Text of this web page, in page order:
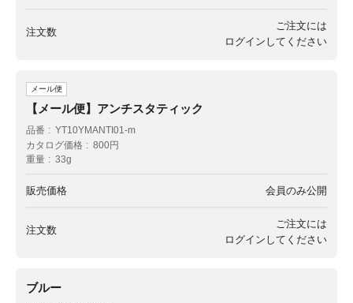
注文数
ご注文には
ログイン してください
メール便
【メール便】アンチスタティック
品番
YT10YMANTI01-m
カタログ価格
800円
重量
33g
販売価格 会員のみ公開
注文数
ご注文には
ログイン してください
ブルー